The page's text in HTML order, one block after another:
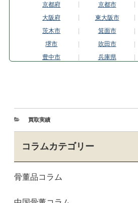
京都府
京都市
大阪府
東大阪市
茨木市
箕面市
堺市
吹田市
豊中市
兵庫県
岐阜県
岐阜市
一宮市
三重県
埼玉県
川口市
千葉県
買取実績
コラムカテゴリー
骨董品コラム